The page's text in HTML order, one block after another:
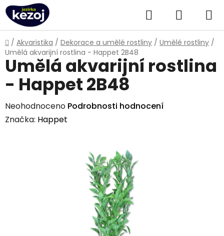
Přejít
na
obsah
Hledat
KOŠÍK
Domů
/ Akvaristika / Dekorace a umělé rostliny / Umělé rostliny /
Umělá akvarijní rostlina - Happet 2B48
Umělá akvarijní rostlina
- Happet 2B48
Průměrné
hodnocení
Neohodnoceno Podrobnosti hodnocení
Značka: Happet